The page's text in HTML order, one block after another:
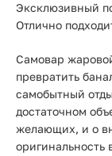
Эксклюзивный
Отлично
Самовар
превратить
самобытный
достаточном
желающих, и о